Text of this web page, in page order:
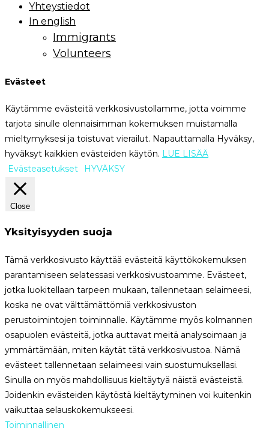
Yhteystiedot
In english
Immigrants
Volunteers
Evästeet
Käytämme evästeitä verkkosivustollamme, jotta voimme
tarjota sinulle olennaisimman kokemuksen muistamalla
mieltymyksesi ja toistuvat vierailut. Napauttamalla Hyväksy,
hyväksyt kaikkien evästeiden käytön. LUE LISÄÄ
Evästeasetukset
HYVÄKSY
Close
Yksityisyyden suoja
Tämä verkkosivusto käyttää evästeitä käyttökokemuksen
parantamiseen selatessasi verkkosivustoamme. Evästeet,
jotka luokitellaan tarpeen mukaan, tallennetaan selaimeesi,
koska ne ovat välttämättömiä verkkosivuston
perustoimintojen toiminnalle. Käytämme myös kolmannen
osapuolen evästeitä, jotka auttavat meitä analysoimaan ja
ymmärtämään, miten käytät tätä verkkosivustoa. Nämä
evästeet tallennetaan selaimeesi vain suostumuksellasi.
Sinulla on myös mahdollisuus kieltäytyä näistä evästeistä.
Joidenkin evästeiden käytöstä kieltäytyminen voi kuitenkin
vaikuttaa selauskokemukseesi.
Toiminnallinen